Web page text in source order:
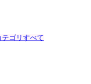
ゴリすべて